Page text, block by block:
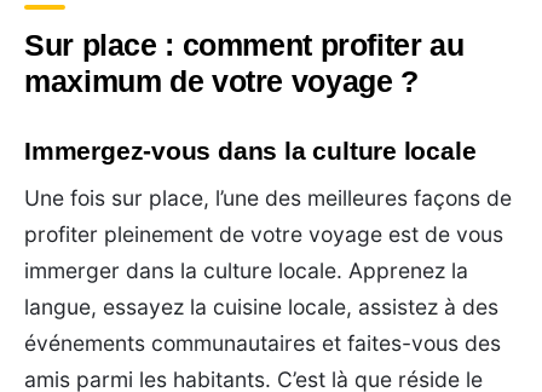
Sur place : comment profiter au
maximum de votre voyage ?
Immergez-vous dans la culture locale
Une fois sur place, l’une des meilleures façons de
profiter pleinement de votre voyage est de vous
immerger dans la culture locale. Apprenez la
langue, essayez la cuisine locale, assistez à des
événements communautaires et faites-vous des
amis parmi les habitants. C’est là que réside le